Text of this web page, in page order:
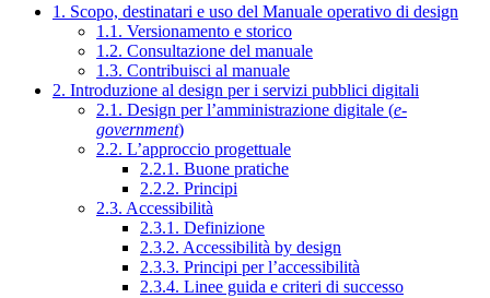
1. Scopo, destinatari e uso del Manuale operativo di design
1.1. Versionamento e storico
1.2. Consultazione del manuale
1.3. Contribuisci al manuale
2. Introduzione al design per i servizi pubblici digitali
2.1. Design per l’amministrazione digitale (e-
government)
2.2. L’approccio progettuale
2.2.1. Buone pratiche
2.2.2. Principi
2.3. Accessibilità
2.3.1. Definizione
2.3.2. Accessibilità by design
2.3.3. Principi per l’accessibilità
2.3.4. Linee guida e criteri di successo